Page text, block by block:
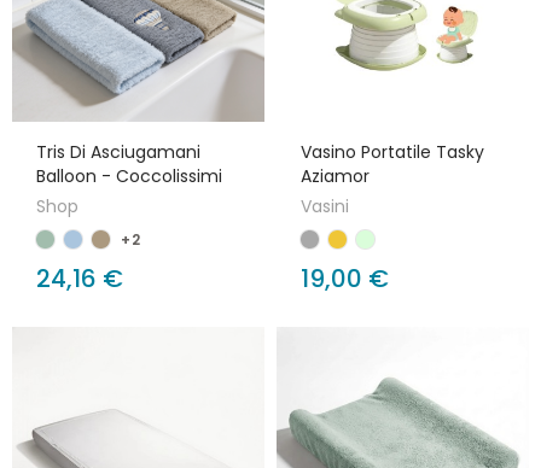
Tris Di Asciugamani
Balloon - Coccolissimi
Shop
+2
24,16 €
Vasino Portatile Tasky
Aziamor
Vasini
19,00 €